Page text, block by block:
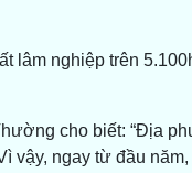
nghiệp trên
cho biết: “Địa
vậy, ngay từ đầu